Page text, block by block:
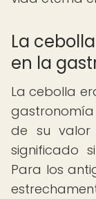
La
en la
La cebolla
de su valor
significado
Para los